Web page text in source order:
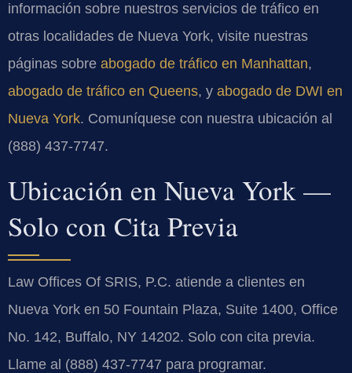
información sobre nuestros servicios de tráfico en
otras localidades de Nueva York, visite nuestras
páginas sobre abogado de tráfico en Manhattan,
abogado de tráfico en Queens, y abogado de DWI en
Nueva York. Comuníquese con nuestra ubicación al
(888) 437-7747.
Ubicación en Nueva York —
Solo con Cita Previa
Law Offices Of SRIS, P.C. atiende a clientes en
Nueva York en 50 Fountain Plaza, Suite 1400, Office
No. 142, Buffalo, NY 14202. Solo con cita previa.
Llame al (888) 437-7747 para programar.